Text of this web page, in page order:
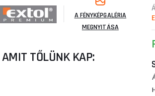
A FÉNYKÉPGALÉRIA
MEGNYITÁSA
TŐLÜNK KAP: